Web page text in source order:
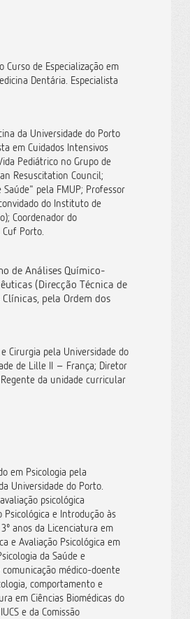
Curso de Especialização em
Dentária. Especialista
da Universidade do Porto
em Cuidados Intensivos
Pediátrico no Grupo de
Resuscitation Council;
pela FMUP; Professor
do Instituto de
Coordenador do
Porto.
de Análises Químico-
(Direcção Técnica de
pela Ordem dos
Cirurgia pela Universidade do
de Lille II – França; Diretor
da unidade curricular
em Psicologia pela
Universidade do Porto.
psicológica
e Introdução às
anos da Licenciatura em
e Avaliação Psicológica em
da Saúde e
médico-doente
comportamento e
em Ciências Biomédicas do
e da Comissão